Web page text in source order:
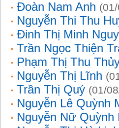
Đoàn Nam Anh
Nguyễn Thi Thu
Đinh Thị Minh
Trần Ngọc Thiện
Phạm Thị Thu
Nguyễn Thị Lĩnh
Trần Thị Quý (01/
Nguyễn Lê Quỳnh
Nguyễn Nữ